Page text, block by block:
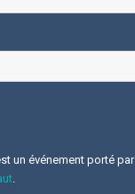
un événement porté par
.